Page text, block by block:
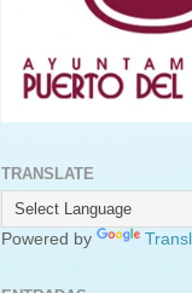
TRANSLATE
Powered by